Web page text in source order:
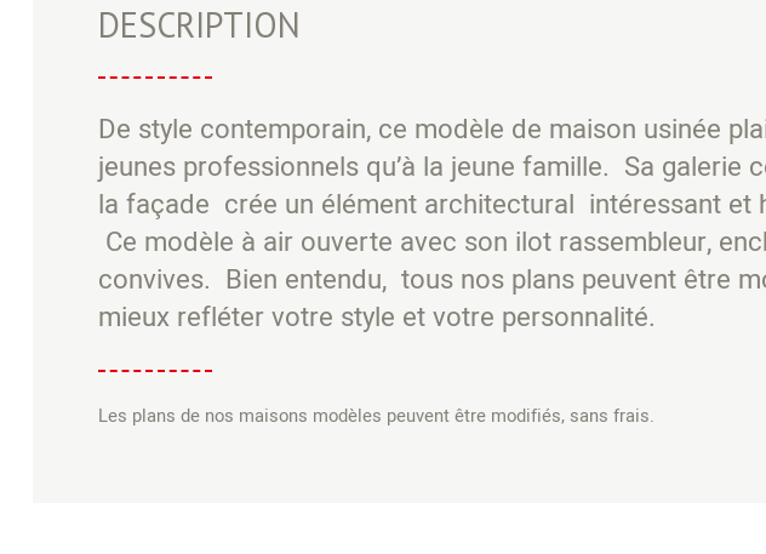
DESCRIPTION
De style contemporain, ce modèle de maison usinée
jeunes professionnels qu’à la jeune famille. Sa galerie
la façade crée un élément architectural intéressant et
Ce modèle à air ouverte avec son ilot rassembleur,
convives. Bien entendu, tous nos plans peuvent être
mieux refléter votre style et votre personnalité.
Les plans de nos maisons modèles peuvent être modifiés, sans frais.